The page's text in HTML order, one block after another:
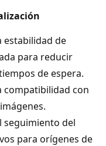
estabilidad de
para reducir
de espera.
compatibilidad con
seguimiento del
para orígenes de